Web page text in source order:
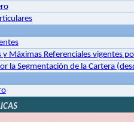
y Máximas Referenciales vigentes
la Segmentación de la Cartera